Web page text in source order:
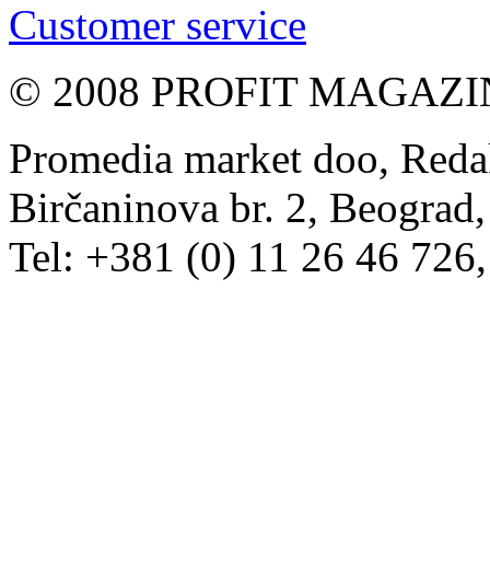
Customer service
© 2008 PROFIT
Promedia market doo,
Birčaninova br. 2,
Tel: +381 (0) 11 26 46